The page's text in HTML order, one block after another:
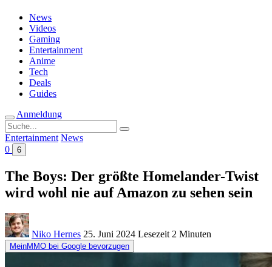
News
Videos
Gaming
Entertainment
Anime
Tech
Deals
Guides
Anmeldung
Suche
nach:
Entertainment News
0
6
The Boys: Der größte Homelander-Twist
wird wohl nie auf Amazon zu sehen sein
Niko Hernes 25. Juni 2024 Lesezeit 2 Minuten
MeinMMO bei Google bevorzugen